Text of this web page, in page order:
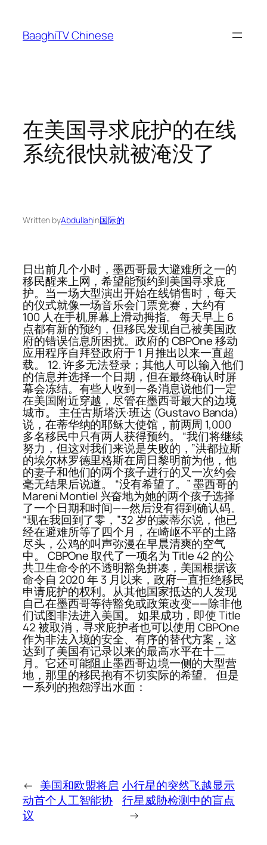
content
BaaghiTV Chinese
在美国寻求庇护的在线
系统很快就被淹没了
Written byAbdullahin国际的
日出前几个小时，墨西哥最大避难所之一的
移民醒来上网，希望能预约到美国寻求庇
护。当一场大型演出开始在线销售时，每天
的仪式就像一场音乐会门票竞赛，大约有
100 人在手机屏幕上滑动拇指。 每天早上 6
点都有新的预约，但移民发现自己被美国政
府的错误信息所困扰。政府的 CBPOne 移动
应用程序自拜登政府于 1 月推出以来一直超
载。 12. 许多无法登录；其他人可以输入他们
的信息并选择一个日期，但在最终确认时屏
幕会冻结。有些人收到一条消息说他们一定
在美国附近穿越，尽管在墨西哥最大的边境
城市。 主任古斯塔沃·班达 (Gustavo Banda)
说，在蒂华纳的耶稣大使馆，前两周 1,000
多名移民中只有两人获得预约。 “我们将继续
努力，但这对我们来说是失败的，”洪都拉斯
的埃尔林罗德里格斯在周日黎明前为他，他
的妻子和他们的两个孩子进行的又一次约会
毫无结果后说道。 “没有希望了。” 墨西哥的
Mareni Montiel 兴奋地为她的两个孩子选择
了一个日期和时间——然后没有得到确认码。
“现在我回到了零，”32 岁的蒙蒂尔说，他已
经在避难所等了四个月，在崎岖不平的土路
尽头，公鸡的叫声弥漫在早晨清爽的空气
中。 CBPOne 取代了一项名为 Title 42 的公
共卫生命令的不透明豁免拼凑，美国根据该
命令自 2020 年 3 月以来，政府一直拒绝移民
申请庇护的权利。从其他国家抵达的人发现
自己在墨西哥等待豁免或政策改变——除非他
们试图非法进入美国。 如果成功，即使 Title
42 被取消，寻求庇护者也可以使用 CBPOne
作为非法入境的安全、有序的替代方案，这
达到了美国有记录以来的最高水平在十二
月。它还可能阻止墨西哥边境一侧的大型营
地，那里的移民抱有不切实际的希望。 但是
一系列的抱怨浮出水面：
← 美国和欧盟将启
动首个人工智能协
议
小行星的突然飞越显示
行星威胁检测中的盲点
→